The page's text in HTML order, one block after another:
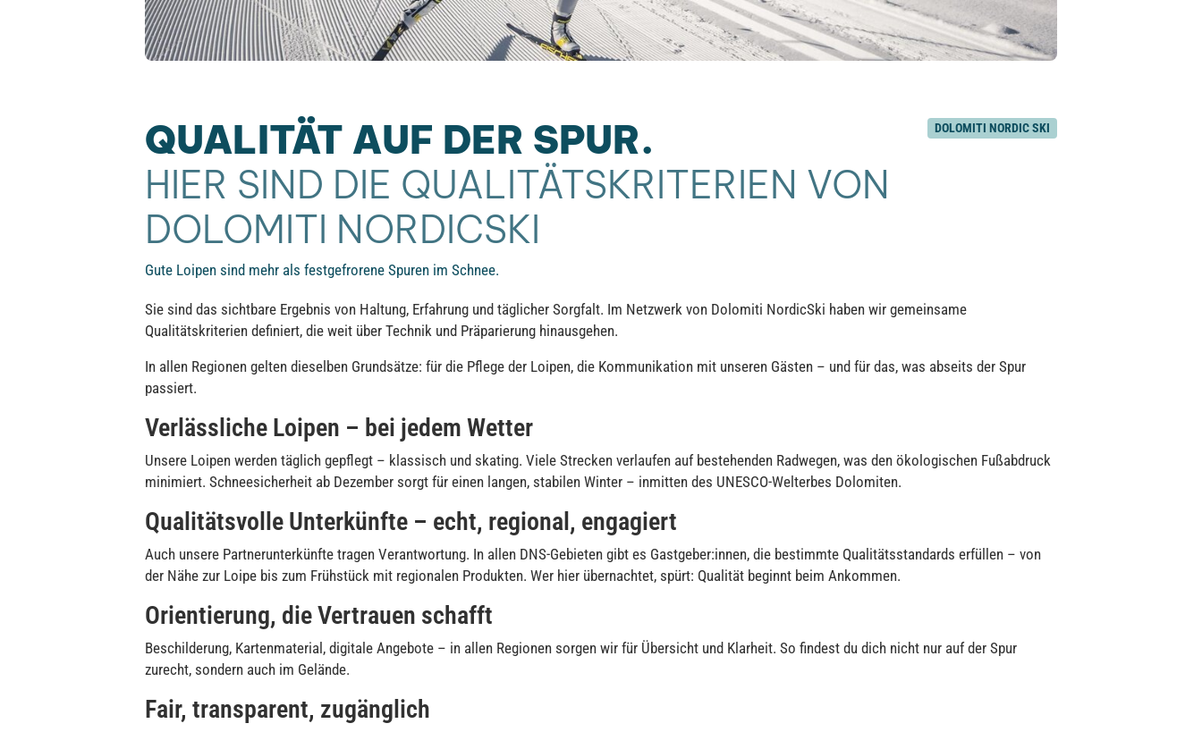
DOLOMITI NORDIC SKI
QUALITÄT AUF DER SPUR.
HIER SIND DIE QUALITÄTSKRITERIEN VON
DOLOMITI NORDICSKI
Gute Loipen sind mehr als festgefrorene Spuren im Schnee.
Sie sind das sichtbare Ergebnis von Haltung, Erfahrung und täglicher Sorgfalt. Im Netzwerk von Dolomiti NordicSki haben wir gemeinsame
Qualitätskriterien definiert, die weit über Technik und Präparierung hinausgehen.
In allen Regionen gelten dieselben Grundsätze: für die Pflege der Loipen, die Kommunikation mit unseren Gästen – und für das, was abseits der Spur
passiert.
Verlässliche Loipen – bei jedem Wetter
Unsere Loipen werden täglich gepflegt – klassisch und skating. Viele Strecken verlaufen auf bestehenden Radwegen, was den ökologischen Fußabdruck
minimiert. Schneesicherheit ab Dezember sorgt für einen langen, stabilen Winter – inmitten des UNESCO-Welterbes Dolomiten.
Qualitätsvolle Unterkünfte – echt, regional, engagiert
Auch unsere Partnerunterkünfte tragen Verantwortung. In allen DNS-Gebieten gibt es Gastgeber:innen, die bestimmte Qualitätsstandards erfüllen – von
der Nähe zur Loipe bis zum Frühstück mit regionalen Produkten. Wer hier übernachtet, spürt: Qualität beginnt beim Ankommen.
Orientierung, die Vertrauen schafft
Beschilderung, Kartenmaterial, digitale Angebote – in allen Regionen sorgen wir für Übersicht und Klarheit. So findest du dich nicht nur auf der Spur
zurecht, sondern auch im Gelände.
Fair, transparent, zugänglich